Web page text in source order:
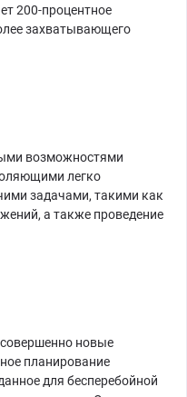
200-процентное
захватывающего
возможностями
легко
задачами, такими как
а также проведение
совершенно новые
планирование
для бесперебойной